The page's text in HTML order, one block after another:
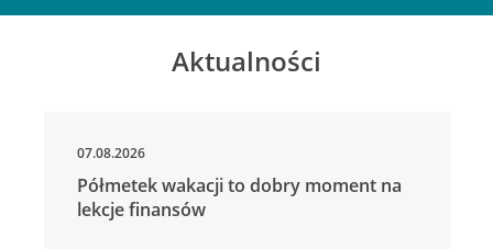
Aktualności
07.08.2026
Półmetek wakacji to dobry moment na
lekcje finansów